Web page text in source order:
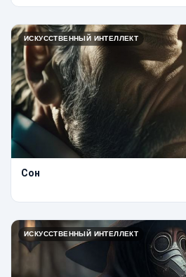
ИСКУССТВЕННЫЙ ИНТЕЛЛЕКТ
Сон
ИСКУССТВЕННЫЙ ИНТЕЛЛЕКТ